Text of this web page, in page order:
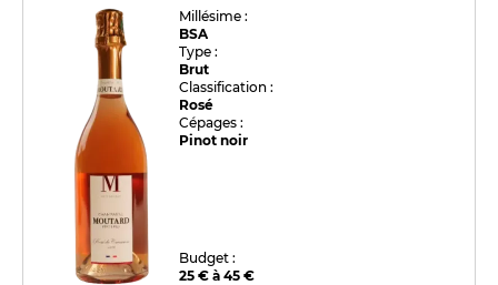
Millésime :
BSA
Type :
Brut
Classification :
Rosé
Cépages :
Pinot noir
Budget :
25 € à 45 €